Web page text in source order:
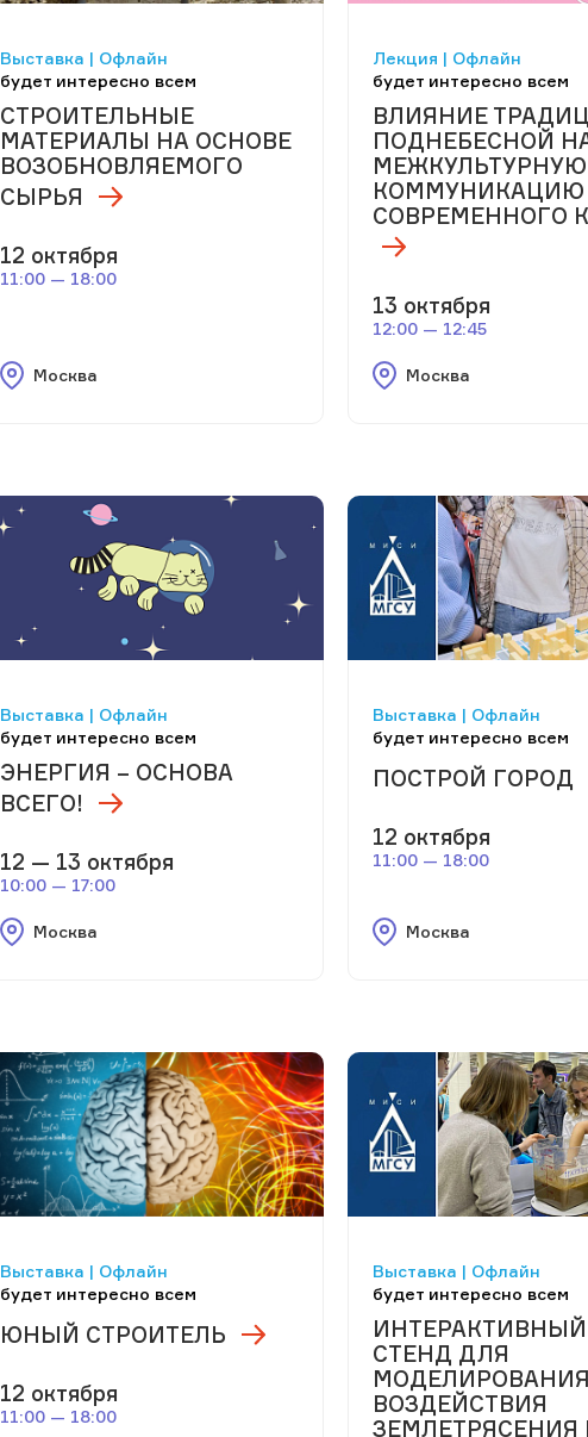
Выставка | Офлайн
будет интересно всем
СТРОИТЕЛЬНЫЕ
МАТЕРИАЛЫ НА ОСНОВЕ
ВОЗОБНОВЛЯЕМОГО
СЫРЬЯ
12 октября
11:00 — 18:00
Москва
Лекция | Офлайн
будет интересно всем
ВЛИЯНИЕ
ПОДНЕБЕСНОЙ
МЕЖКУЛЬТУРНУЮ
КОММУНИКАЦИЮ
СОВРЕМЕННОГО
13 октября
12:00 — 12:45
Москва
Выставка | Офлайн
будет интересно всем
ЭНЕРГИЯ – ОСНОВА
ВСЕГО!
12 — 13 октября
10:00 — 17:00
Москва
Выставка | Офлайн
будет интересно всем
ПОСТРОЙ ГОРОД
12 октября
11:00 — 18:00
Москва
Выставка | Офлайн
будет интересно всем
ЮНЫЙ СТРОИТЕЛЬ
12 октября
11:00 — 18:00
Выставка | Офлайн
будет интересно всем
ИНТЕРАКТИВНЫЙ
СТЕНД ДЛЯ
МОДЕЛИРОВАНИЯ
ВОЗДЕЙСТВИЯ
ЗЕМЛЕТРЯСЕНИЯ